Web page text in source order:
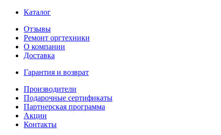
Каталог
Отзывы
Ремонт оргтехники
О компании
Доставка
Гарантия и возврат
Производители
Подарочные сертификаты
Партнерская программа
Акции
Контакты